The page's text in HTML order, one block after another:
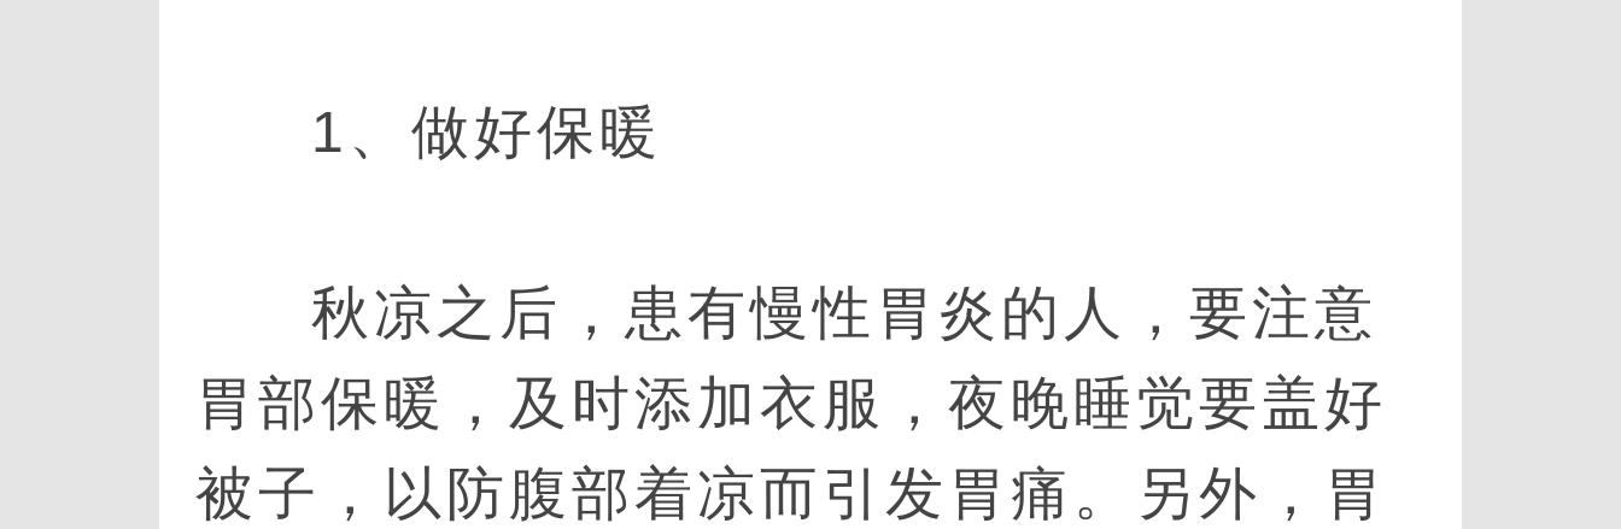
1、做好保暖
秋凉之后，患有慢性胃炎的人，要注意
胃部保暖，及时添加衣服，夜晚睡觉要盖好
被子，以防腹部着凉而引发胃痛。另外，胃